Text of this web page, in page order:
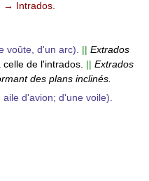
→ Intrados.
voûte, d'un arc). || Extrados
de l'intrados. || Extrados
des plans inclinés.
aile d'avion; d'une voile).